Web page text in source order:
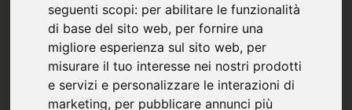
seguenti scopi: per abilitare le funzionalità
di base del sito web, per fornire una
migliore esperienza sul sito web, per
misurare il tuo interesse nei nostri prodotti
e servizi e personalizzare le interazioni di
marketing, per pubblicare annunci più